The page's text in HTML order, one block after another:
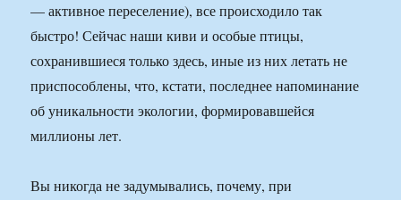
— активное переселение), все происходило так
быстро! Сейчас наши киви и особые птицы,
сохранившиеся только здесь, иные из них летать не
приспособлены, что, кстати, последнее напоминание
об уникальности экологии, формировавшейся
миллионы лет.
Вы никогда не задумывались, почему, при